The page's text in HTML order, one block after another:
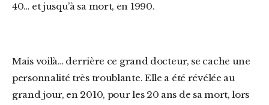
40… et jusqu’à sa mort, en 1990.
Mais voilà… derrière ce grand docteur, se cache une
personnalité très troublante. Elle a été révélée au
grand jour, en 2010, pour les 20 ans de sa mort, lors